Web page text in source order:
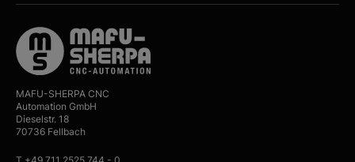
MAFU-SHERPA CNC
Automation GmbH
Dieselstr. 18
70736 Fellbach